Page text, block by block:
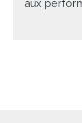
aux